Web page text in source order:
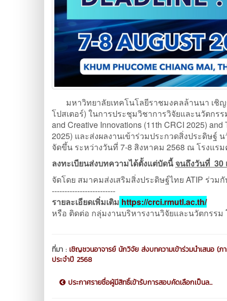
มหาวิทยาลัยเทคโนโลยีราชมงคลล้านนา เชิ
โปสเตอร์) ในการประชุมวิชาการวิจัยและนวัตกรร
and Creative Innovations (11th CRCI 2025)
2025) และส่งผลงานเข้าร่วมประกวดสิ่งประดิษฐ์
จัดขึ้น ระหว่างวันที่ 7-8 สิงหาคม 2568 ณ โรงแร
ลงทะเบียนส่งบทความได้ตั้งแต่บัดนี้จนถึงวันที่ 30
จัดโดย สมาคมส่งเสริมสิ่งประดิษฐ์ไทย ATIP ร่วม
-------------------------
รายละเอียดเพิ่มเติม https://crci.rmutl.ac.th/
หรือ ติดต่อ กลุ่มงานบริหารงานวิจัยและนวัตกรรม
ที่มา : เชิญชวนอาจารย์ นักวิจัย ส่งบทความเข้าร่วมนำเสนอ (ภ
ประจำปี 2568
ประกาศรายชื่อผู้มีสิทธิ์เข้ารับการสอบคัดเลือกเป็นล...